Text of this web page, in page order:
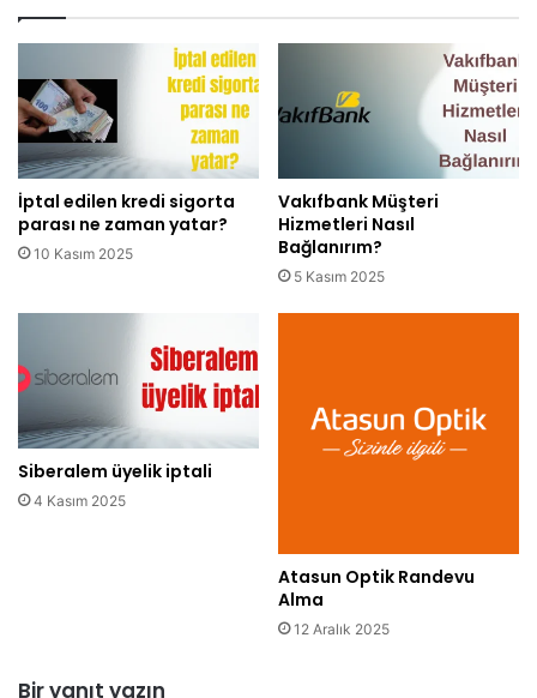
İptal edilen kredi sigorta
parası ne zaman yatar?
10 Kasım 2025
Vakıfbank Müşteri
Hizmetleri Nasıl
Bağlanırım?
5 Kasım 2025
Siberalem üyelik iptali
4 Kasım 2025
Atasun Optik Randevu
Alma
12 Aralık 2025
Bir yanıt yazın